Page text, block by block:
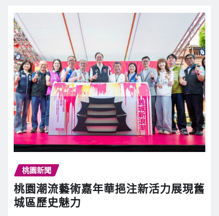
桃園新聞
桃園潮流藝術嘉年華挹注新活力展現舊
城區歷史魅力